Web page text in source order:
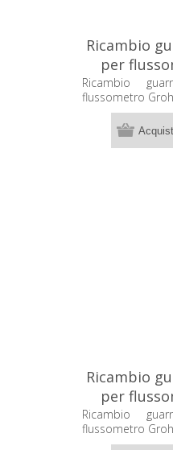
Ricambio
per
Ricambio
flussometro
Ricambio
per
Ricambio
flussometro